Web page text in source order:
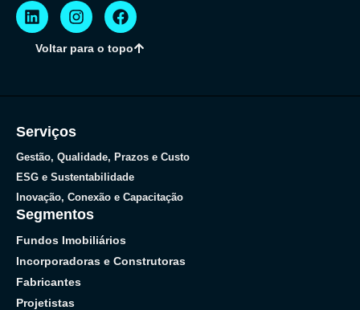
Voltar para o topo
Serviços
Gestão, Qualidade, Prazos e Custo
ESG e Sustentabilidade
Inovação, Conexão e Capacitação
Segmentos
Fundos Imobiliários
Incorporadoras e Construtoras
Fabricantes
Projetistas